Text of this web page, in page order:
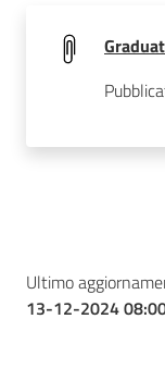
Ultimo
13-12-2024